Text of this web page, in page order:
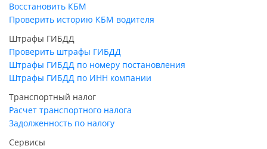
Восстановить КБМ
Проверить историю КБМ водителя
Штрафы ГИБДД
Проверить штрафы ГИБДД
Штрафы ГИБДД по номеру постановления
Штрафы ГИБДД по ИНН компании
Транспортный налог
Расчет транспортного налога
Задолженность по налогу
Сервисы